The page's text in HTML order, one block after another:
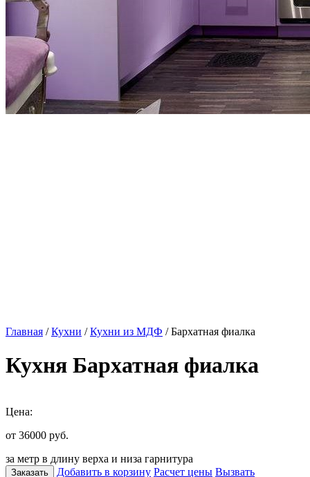
Главная /Кухни /Кухни из МДФ / Бархатная фиалка
Кухня Бархатная фиалка
Цена:
от 36000 руб.
за метр в длину верха и низа гарнитура
Заказать Добавить в корзину Расчет цены Вызвать